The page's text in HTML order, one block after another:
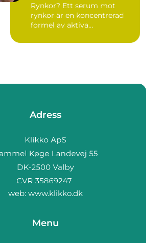
Rynkor? Ett serum mot
rynkor är en koncentrerad
formel av aktiva
Adress
web: www.klikko.dk
Menu